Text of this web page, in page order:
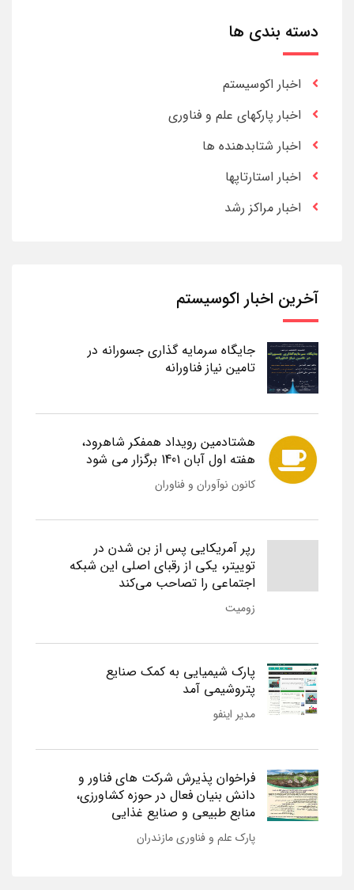
دسته بندی ها
اخبار اکوسیستم
اخبار پارکهای علم و فناوری
اخبار شتابدهنده ها
اخبار استارتاپها
اخبار مراکز رشد
آخرین اخبار اکوسیستم
جایگاه سرمایه گذاری جسورانه در
تامین نیاز فناورانه
هشتادمین رویداد همفکر شاهرود،
هفته اول آبان 1401 برگزار می شود
کانون نوآوران و فناوران
رپر آمریکایی پس از بن شدن در
توییتر، یکی از رقبای اصلی این شبکه
اجتماعی را تصاحب می‌کند
زومیت
پارک شیمیایی به کمک صنایع
پتروشیمی آمد
مدیر اینفو
فراخوان پذیرش شرکت های فناور و
دانش بنیان فعال در حوزه کشاورزی،
منابع طبیعی و صنایع غذایی
پارک علم و فناوری مازندران